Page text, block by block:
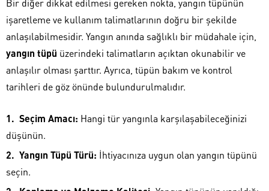
Bir diğer dikkat edilmesi gereken nokta, yangın tüpünün
işaretleme ve kullanım talimatlarının doğru bir şekilde
anlaşılabilmesidir. Yangın anında sağlıklı bir müdahale için,
yangın tüpü üzerindeki talimatların açıktan okunabilir ve
anlaşılır olması şarttır. Ayrıca, tüpün bakım ve kontrol
tarihleri de göz önünde bulundurulmalıdır.
Seçim Amacı: Hangi tür yangınla karşılaşabileceğinizi
düşünün.
Yangın Tüpü Türü: İhtiyacınıza uygun olan yangın tüpünü
seçin.